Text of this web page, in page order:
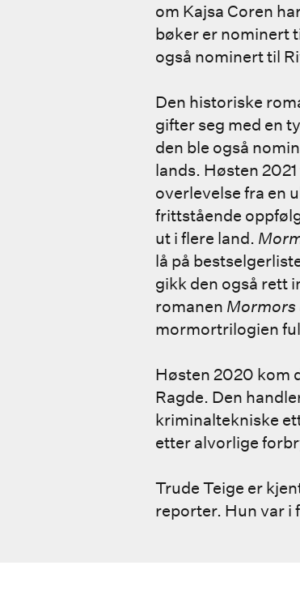
om Kajsa Coren
bøker er nominert
også nominert til
Den historiske
gifter seg med en
den ble også
lands. Høsten
overlevelse fra en
frittstående
ut i flere land.
lå på
gikk den også rett
romanen
mormortrilogien
Høsten 2020 kom
Ragde. Den
kriminaltekniske
etter alvorlige
Trude Teige er
reporter. Hun var i